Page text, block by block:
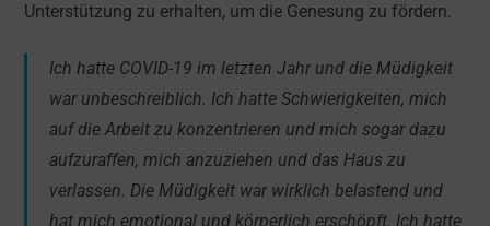
Unterstützung zu erhalten, um die Genesung zu fördern.
Ich hatte COVID-19 im letzten Jahr und die Müdigkeit
war unbeschreiblich. Ich hatte Schwierigkeiten, mich
auf die Arbeit zu konzentrieren und mich sogar dazu
aufzuraffen, mich anzuziehen und das Haus zu
verlassen. Die Müdigkeit war wirklich belastend und
hat mich emotional und körperlich erschöpft. Ich hatte